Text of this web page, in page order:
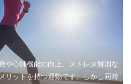
や心肺機能の向上、ストレス解消な
リットを持つ運動です。しかし同時